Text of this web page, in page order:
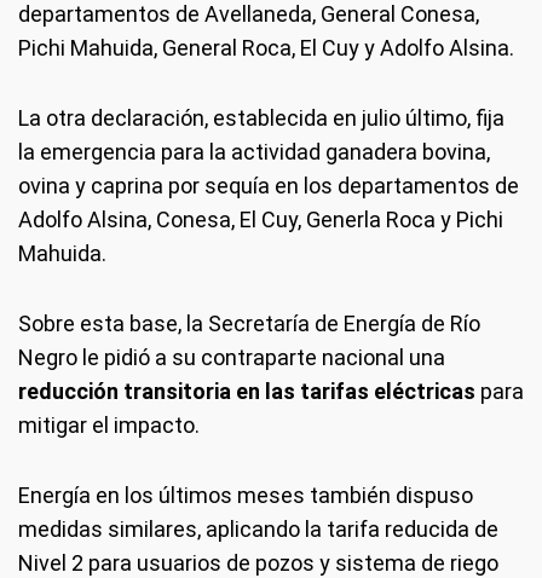
departamentos de Avellaneda, General Conesa,
Pichi Mahuida, General Roca, El Cuy y Adolfo Alsina.
La otra declaración, establecida en julio último, fija
la emergencia para la actividad ganadera bovina,
ovina y caprina por sequía en los departamentos de
Adolfo Alsina, Conesa, El Cuy, Generla Roca y Pichi
Mahuida.
Sobre esta base, la Secretaría de Energía de Río
Negro le pidió a su contraparte nacional una
reducción transitoria en las tarifas eléctricas para
mitigar el impacto.
Energía en los últimos meses también dispuso
medidas similares, aplicando la tarifa reducida de
Nivel 2 para usuarios de pozos y sistema de riego